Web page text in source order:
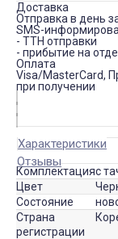
Доставка
Отправка в день
SMS-
- ТТН отправки
- прибытие на
Оплата
Visa/MasterCard,
при получении
Характеристики
Отзывы
Комплектацияс
Цвет
Состояние
Страна
регистрации